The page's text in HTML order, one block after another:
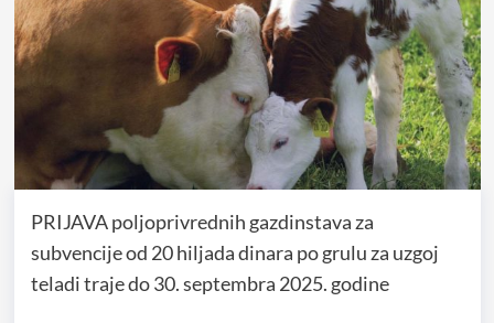
PRIJAVA poljoprivrednih gazdinstava za
subvencije od 20 hiljada dinara po grulu za uzgoj
teladi traje do 30. septembra 2025. godine